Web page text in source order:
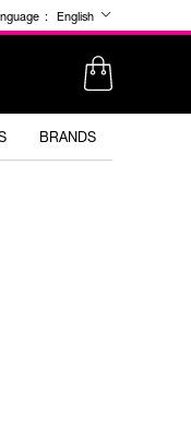
: English
BRANDS